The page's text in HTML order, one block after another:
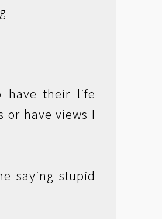
have their life
or have views I
saying stupid